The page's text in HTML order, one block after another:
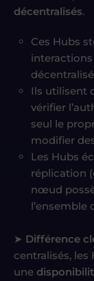
décentralisés.
Ces Hubs
Ils utilisent
vérifier
seul le
modifier
Les Hubs
réplication
nœud
l’ensemble
➤ Différence
centralisés,
une